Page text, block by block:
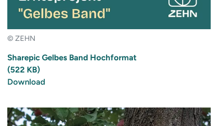
© ZEHN
Sharepic Gelbes Band Hochformat
(522 KB)
Download